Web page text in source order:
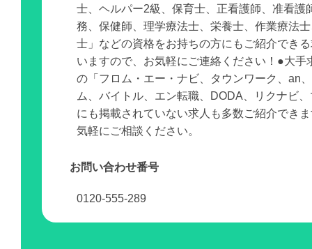
士、ヘルパー2級、保育士、正看護師、准看護
務、保健師、理学療法士、栄養士、作業療法
士」などの資格をお持ちの方にもご紹介でき
いますので、お気軽にご連絡ください！●大手
の「フロム・エー・ナビ、タウンワーク、an
ム、バイトル、エン転職、DODA、リクナビ
にも掲載されていない求人も多数ご紹介でき
気軽にご相談ください。
お問い合わせ番号
0120-555-289